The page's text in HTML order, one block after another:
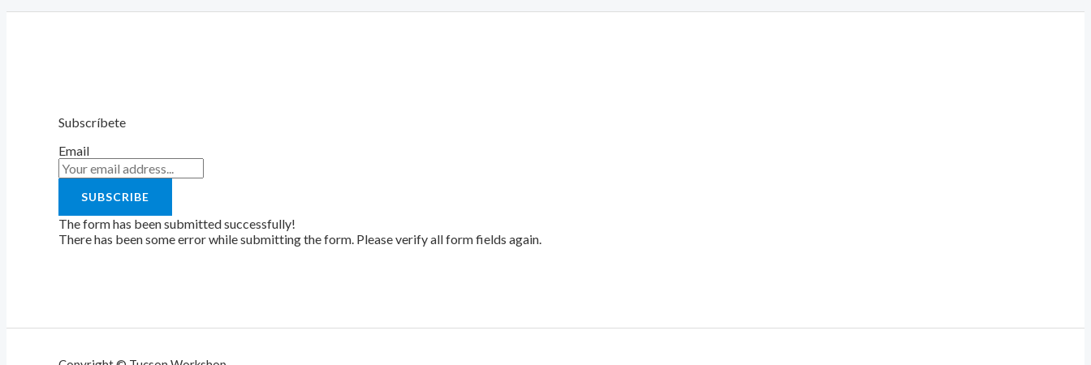
Subscríbete
Email
SUBSCRIBE
The form has been submitted successfully!
There has been some error while submitting the form. Please verify all form fields again.